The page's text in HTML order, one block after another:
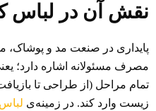
نقش آن در لباس
پایداری در صنعت مد و پوشاک،
مصرف مسئولانه اشاره دارد؛
تمام مراحل (از طراحی تا
زیست وارد کند. در زمینه‌ی لباس